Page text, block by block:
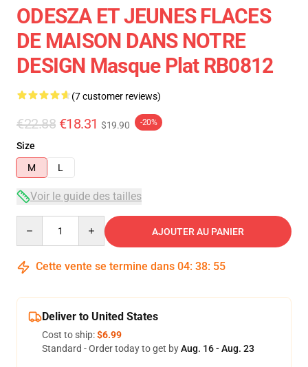
ODESZA ET JEUNES FLACES
DE MAISON DANS NOTRE
DESIGN Masque Plat RB0812
(7 customer reviews)
€22.88 €18.31 $19.90 -20%
Size
M
L
Voir le guide des tailles
AJOUTER AU PANIER
Cette vente se termine dans 04: 38: 54
Deliver to United States
Cost to ship:$6.99
Standard - Order today to get byAug. 16 - Aug. 23